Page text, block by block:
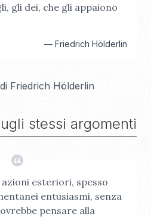
gli dei, che gli appaiono
— Friedrich Hölderlin
Friedrich Hölderlin
stessi argomenti
esteriori, spesso
entusiasmi, senza
pensare alla